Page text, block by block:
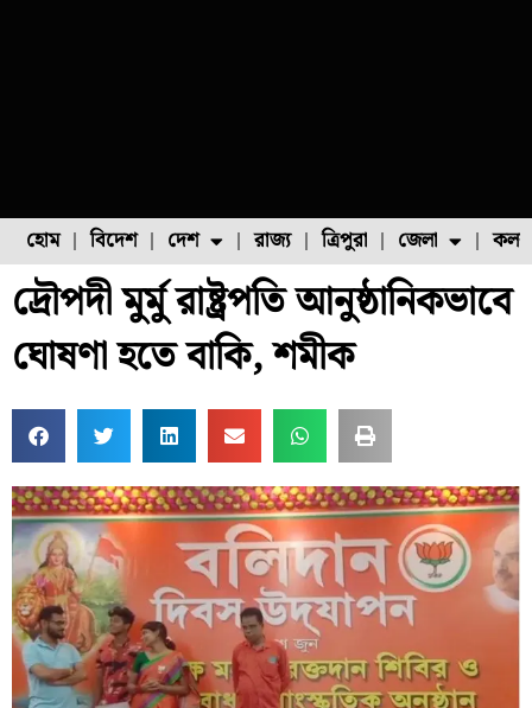
হোম বিদেশ দেশ
ফুল চাষ ফল চাষ মাছ চাষ পোল্ট্রি চাষ
রাজ্য ত্রিপুরা জেলা
উত্তর ২৪ পরগনা
দ্রৌপদী মুর্মু রাষ্ট্রপতি আনুষ্ঠানিকভাবে
ঘোষণা হতে বাকি, শমীক